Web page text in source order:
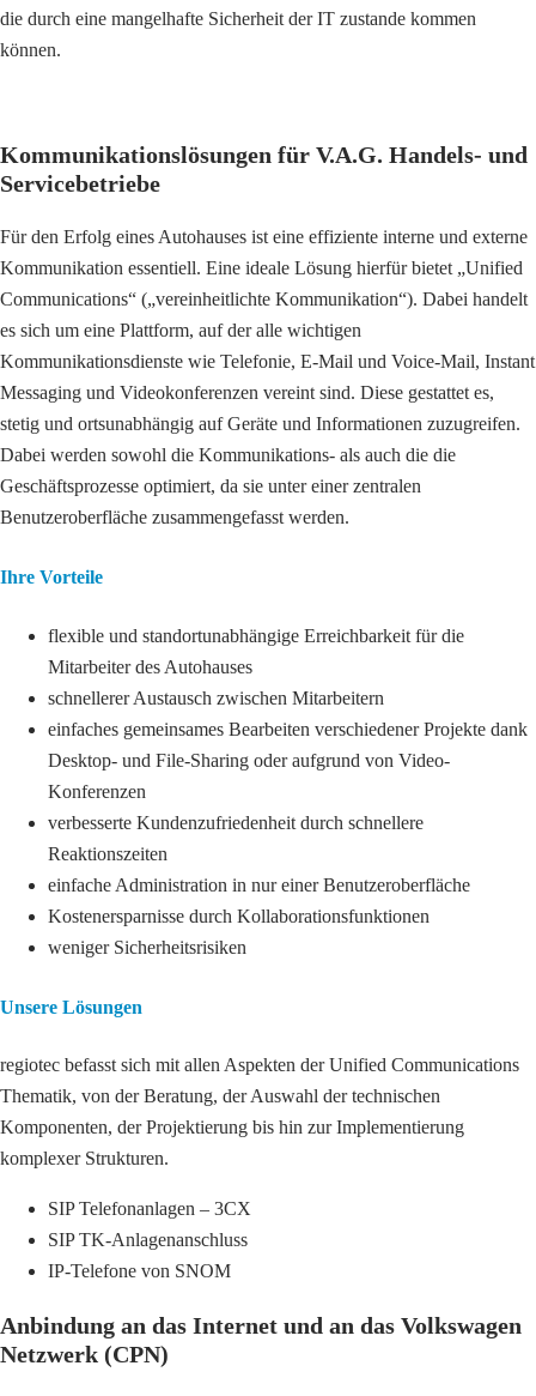
die durch eine mangelhafte Sicherheit der IT zustande kommen
können.
Kommunikationslösungen für V.A.G. Handels- und
Servicebetriebe
Für den Erfolg eines Autohauses ist eine effiziente interne und externe
Kommunikation essentiell. Eine ideale Lösung hierfür bietet „Unified
Communications“ („vereinheitlichte Kommunikation“). Dabei handelt
es sich um eine Plattform, auf der alle wichtigen
Kommunikationsdienste wie Telefonie, E-Mail und Voice-Mail, Instant
Messaging und Videokonferenzen vereint sind. Diese gestattet es,
stetig und ortsunabhängig auf Geräte und Informationen zuzugreifen.
Dabei werden sowohl die Kommunikations- als auch die die
Geschäftsprozesse optimiert, da sie unter einer zentralen
Benutzeroberfläche zusammengefasst werden.
Ihre Vorteile
flexible und standortunabhängige Erreichbarkeit für die
Mitarbeiter des Autohauses
schnellerer Austausch zwischen Mitarbeitern
einfaches gemeinsames Bearbeiten verschiedener Projekte dank
Desktop- und File-Sharing oder aufgrund von Video-
Konferenzen
verbesserte Kundenzufriedenheit durch schnellere
Reaktionszeiten
einfache Administration in nur einer Benutzeroberfläche
Kostenersparnisse durch Kollaborationsfunktionen
weniger Sicherheitsrisiken
Unsere Lösungen
regiotec befasst sich mit allen Aspekten der Unified Communications
Thematik, von der Beratung, der Auswahl der technischen
Komponenten, der Projektierung bis hin zur Implementierung
komplexer Strukturen.
SIP Telefonanlagen – 3CX
SIP TK-Anlagenanschluss
IP-Telefone von SNOM
Anbindung an das Internet und an das Volkswagen
Netzwerk (CPN)